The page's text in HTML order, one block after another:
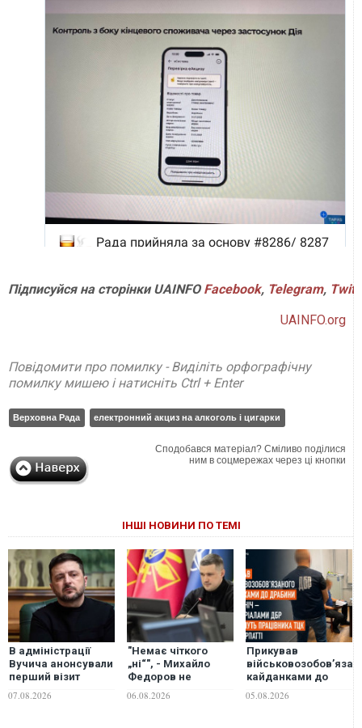
Підписуйся на сторінки UAINFO Facebook, Telegram,
UAINFO.org
Повідомити про помилку - Виділіть орфографічну
помилку мишею і натисніть Ctrl + Enter
Верховна Рада електронний акциз на алкоголь і цигарки
Сподобався матеріал? Сміливо поділися
ним в соцмережах через ці кнопки
ІНШІ НОВИНИ ПО ТЕМІ
В адміністрації
Вучича анонсували
перший візит
Сербії
07.08.2026
"Немає чіткого
„ні“", - Михайло
Федоров не
повернення на
06.08.2026
Прикував
кайданками до
ніч: судитимуть
05.08.2026